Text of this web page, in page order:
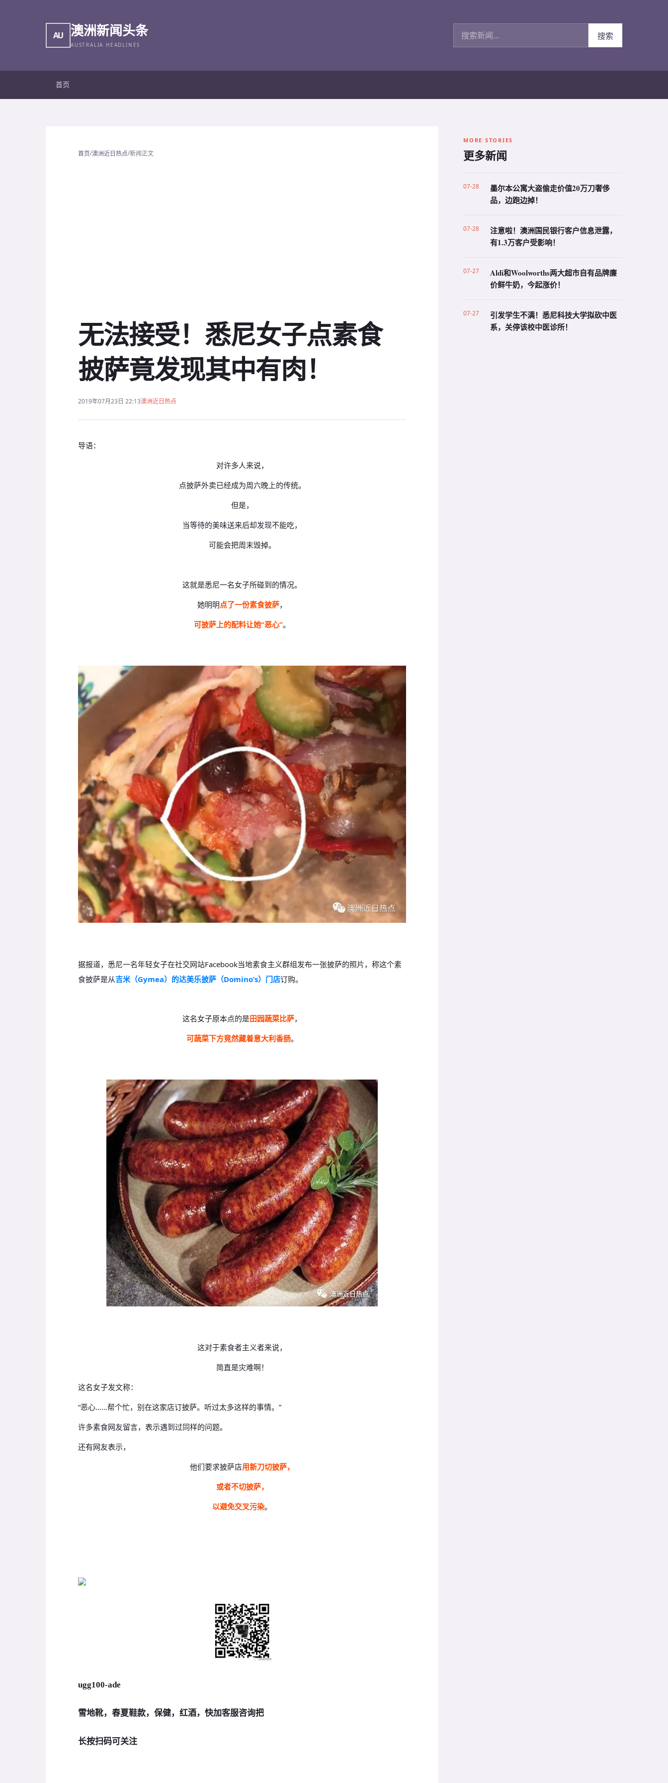
AU 澳洲新闻头条
AUSTRALIA HEADLINES
搜索新闻
搜索
首页
首页/澳洲近日热点/新闻正文
无法接受！悉尼女子点素食
披萨竟发现其中有肉！
2019年07月23日 22:13澳洲近日热点
导语：
对许多人来说，
点披萨外卖已经成为周六晚上的传统。
但是，
当等待的美味送来后却发现不能吃，
可能会把周末毁掉。
这就是悉尼一名女子所碰到的情况。
她明明点了一份素食披萨，
可披萨上的配料让她“恶心”。
据报道，悉尼一名年轻女子在社交网站Facebook当地素食主义群组发布一张披萨的照片，称这个素
食披萨是从吉米（Gymea）的达美乐披萨（Domino’s）门店订购。
这名女子原本点的是田园蔬菜比萨，
可蔬菜下方竟然藏着意大利香肠。
这对于素食者主义者来说，
简直是灾难啊！
这名女子发文称：
“恶心……帮个忙，别在这家店订披萨。 听过太多这样的事情。 ”
许多素食网友留言，表示遇到过同样的问题。
还有网友表示，
他们要求披萨店用新刀切披萨，
或者不切披萨，
以避免交叉污染。
ugg100-ade
雪地靴，春夏鞋款，保健，红酒，快加客服咨询把
长按扫码可关注
MORE STORIES
更多新闻
07-28
墨尔本公寓大盗偷走价值20万刀奢侈
品，边跑边掉！
07-28
注意啦！澳洲国民银行客户信息泄露，
有1.3万客户受影响！
07-27
Aldi和Woolworths两大超市自有品牌廉
价鲜牛奶，今起涨价！
07-27
引发学生不满！悉尼科技大学拟砍中医
系，关停该校中医诊所！